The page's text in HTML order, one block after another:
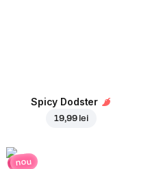
Spicy Dodster
19,99 lei
nou